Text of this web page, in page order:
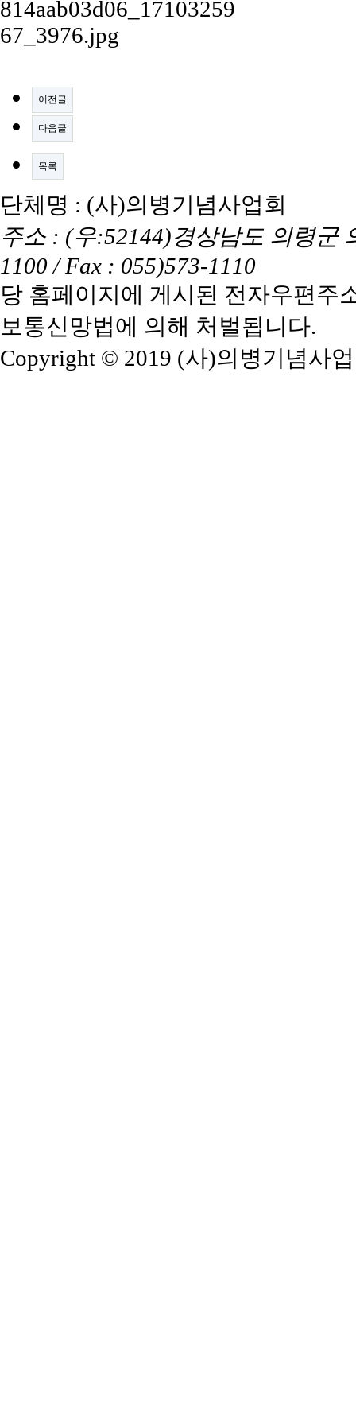
이전글
다음글
목록
단체명 : (사)의병기념사업회
주소 : (우:52144)경상남도 의령군
1100 / Fax : 055)573-1110
당 홈페이지에 게시된 전자우편주
보통신망법에 의해 처벌됩니다.
Copyright © 2019 (사)의병기념사